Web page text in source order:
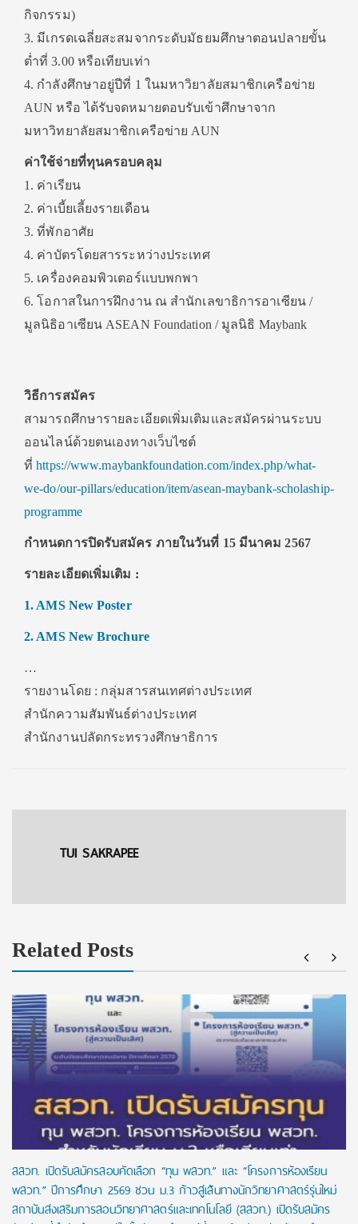
กิจกรรม)
3. มีเกรดเฉลี่ยสะสมจากระดับมัธยมศึกษาตอนปลายขั้น
ต่ำที่ 3.00 หรือเทียบเท่า
4. กำลังศึกษาอยู่ปีที่ 1 ในมหาวิยาลัยสมาชิกเครือข่าย
AUN หรือ ได้รับจดหมายตอบรับเข้าศึกษาจาก
มหาวิทยาลัยสมาชิกเครือข่าย AUN
ค่าใช้จ่ายที่ทุนครอบคลุม
1. ค่าเรียน
2. ค่าเบี้ยเลี้ยงรายเดือน
3. ที่พักอาศัย
4. ค่าบัตรโดยสารระหว่างประเทศ
5. เครื่องคอมพิวเตอร์แบบพกพา
6. โอกาสในการฝึกงาน ณ สำนักเลขาธิการอาเซียน /
มูลนิธิอาเซียน ASEAN Foundation / มูลนิธิ Maybank
วิธีการสมัคร
สามารถศึกษารายละเอียดเพิ่มเติมและสมัครผ่านระบบ
ออนไลน์ด้วยตนเองทางเว็บไซต์
ที่https://www.maybankfoundation.com/index.php/what-
we-do/our-pillars/education/item/asean-maybank-scholaship-
programme
กำหนดการปิดรับสมัคร ภายในวันที่ 15 มีนาคม 2567
รายละเอียดเพิ่มเติม :
1. AMS New Poster
2. AMS New Brochure
…
รายงานโดย : กลุ่มสารสนเทศต่างประเทศ
สำนักความสัมพันธ์ต่างประเทศ
สำนักงานปลัดกระทรวงศึกษาธิการ
TUI SAKRAPEE
Related Posts
สสวท. เปิดรับสมัครสอบคัดเลือก “ทุน พสวท.” และ “โครงการห้องเรียน
พสวท.” ปีการศึกษา 2569 ชวน ม.3 ก้าวสู่เส้นทางนักวิทยาศาสตร์รุ่นใหม่
สถาบันส่งเสริมการสอนวิทยาศาสตร์และเทคโนโลยี (สสวท.) เปิดรับสมัคร